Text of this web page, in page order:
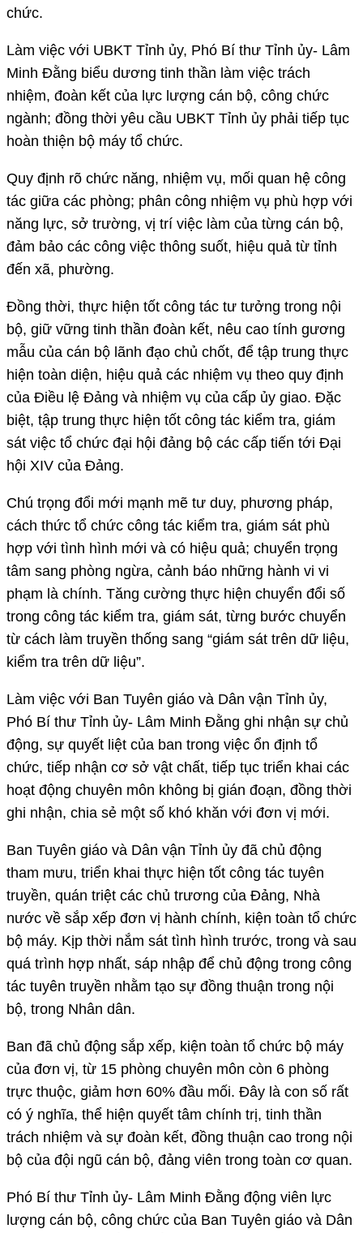
chức.
Làm việc với UBKT Tỉnh ủy, Phó Bí thư Tỉnh ủy- Lâm
Minh Đằng biểu dương tinh thần làm việc trách
nhiệm, đoàn kết của lực lượng cán bộ, công chức
ngành; đồng thời yêu cầu UBKT Tỉnh ủy phải tiếp tục
hoàn thiện bộ máy tổ chức.
Quy định rõ chức năng, nhiệm vụ, mối quan hệ công
tác giữa các phòng; phân công nhiệm vụ phù hợp với
năng lực, sở trường, vị trí việc làm của từng cán bộ,
đảm bảo các công việc thông suốt, hiệu quả từ tỉnh
đến xã, phường.
Đồng thời, thực hiện tốt công tác tư tưởng trong nội
bộ, giữ vững tinh thần đoàn kết, nêu cao tính gương
mẫu của cán bộ lãnh đạo chủ chốt, để tập trung thực
hiện toàn diện, hiệu quả các nhiệm vụ theo quy định
của Điều lệ Đảng và nhiệm vụ của cấp ủy giao. Đặc
biệt, tập trung thực hiện tốt công tác kiểm tra, giám
sát việc tổ chức đại hội đảng bộ các cấp tiến tới Đại
hội XIV của Đảng.
Chú trọng đổi mới mạnh mẽ tư duy, phương pháp,
cách thức tổ chức công tác kiểm tra, giám sát phù
hợp với tình hình mới và có hiệu quả; chuyển trọng
tâm sang phòng ngừa, cảnh báo những hành vi vi
phạm là chính. Tăng cường thực hiện chuyển đổi số
trong công tác kiểm tra, giám sát, từng bước chuyển
từ cách làm truyền thống sang “giám sát trên dữ liệu,
kiểm tra trên dữ liệu”.
Làm việc với Ban Tuyên giáo và Dân vận Tỉnh ủy,
Phó Bí thư Tỉnh ủy- Lâm Minh Đằng ghi nhận sự chủ
động, sự quyết liệt của ban trong việc ổn định tổ
chức, tiếp nhận cơ sở vật chất, tiếp tục triển khai các
hoạt động chuyên môn không bị gián đoạn, đồng thời
ghi nhận, chia sẻ một số khó khăn với đơn vị mới.
Ban Tuyên giáo và Dân vận Tỉnh ủy đã chủ động
tham mưu, triển khai thực hiện tốt công tác tuyên
truyền, quán triệt các chủ trương của Đảng, Nhà
nước về sắp xếp đơn vị hành chính, kiện toàn tổ chức
bộ máy. Kịp thời nắm sát tình hình trước, trong và sau
quá trình hợp nhất, sáp nhập để chủ động trong công
tác tuyên truyền nhằm tạo sự đồng thuận trong nội
bộ, trong Nhân dân.
Ban đã chủ động sắp xếp, kiện toàn tổ chức bộ máy
của đơn vị, từ 15 phòng chuyên môn còn 6 phòng
trực thuộc, giảm hơn 60% đầu mối. Đây là con số rất
có ý nghĩa, thể hiện quyết tâm chính trị, tinh thần
trách nhiệm và sự đoàn kết, đồng thuận cao trong nội
bộ của đội ngũ cán bộ, đảng viên trong toàn cơ quan.
Phó Bí thư Tỉnh ủy- Lâm Minh Đằng động viên lực
lượng cán bộ, công chức của Ban Tuyên giáo và Dân